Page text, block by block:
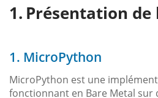
Présentation de
1. MicroPython
MicroPython est une
fonctionnant en Bare Metal